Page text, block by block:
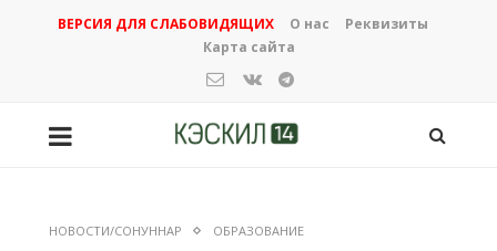
ВЕРСИЯ ДЛЯ СЛАБОВИДЯЩИХ О нас
Реквизиты
Карта сайта
НОВОСТИ/СОНУННАР ОБРАЗОВАНИЕ